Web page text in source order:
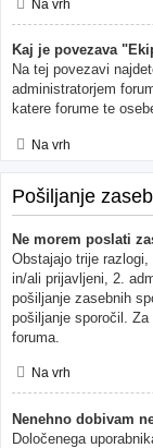
Na vrh
Kaj je povezava
Na tej povezavi
administratorjem
katere forume te
Na vrh
Pošiljanje
Ne morem poslati
Obstajajo trije
in/ali prijavljeni, 2.
pošiljanje zasebnih
pošiljanje sporočil.
foruma.
Na vrh
Nenehno dobivam
Določenega